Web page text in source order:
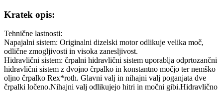
Kratek opis:
Tehnične lastnosti:
Napajalni sistem: Originalni dizelski motor odlikuje velika moč,
odlične zmogljivosti in visoka zanesljivost.
Hidravlični sistem: črpalni hidravlični sistem uporablja odprtozančni
hidravlični sistem z dvojno črpalko in konstantno močjo ter nemško
oljno črpalko Rex*roth. Glavni valj in nihajni valj poganjata dve
črpalki ločeno.Nihajni valj odlikujejo hitri in močni gibi.Hidravlično